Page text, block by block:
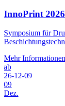
InnoPrint 2026
Symposium für
Mehr Informationen
ab
26-12-09
09
Dez.